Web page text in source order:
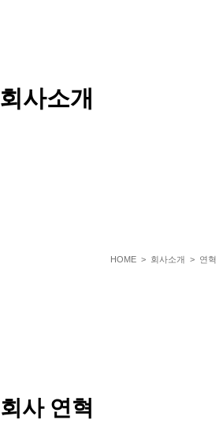
회사소개
HOME > 회사소개 > 연혁
회사 연혁